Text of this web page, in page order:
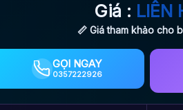
Giá : LIÊN
📏 Giá tham khảo cho
GỌI NGAY
0357222926